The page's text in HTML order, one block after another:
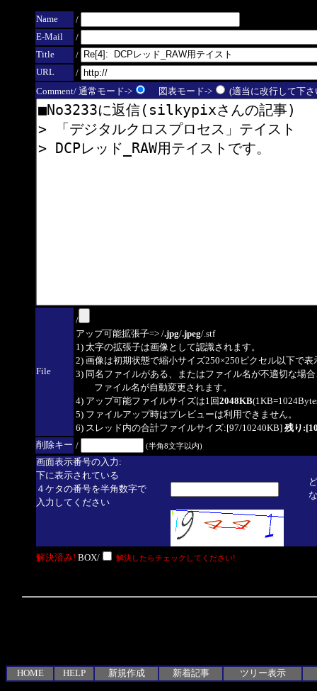
Name
/
E-Mail
/
Title
/
URL
/
Comment/ 通常モード->
図表モード-> (適当に改行して下
File
/
アップ可能拡張子=> /.jpg/.jpeg/.stf
1) 太字の拡張子は画像として認識されます。
2) 画像は初期状態で縮小サイズ250×250ピクセル以下で表
3) 同名ファイルがある、またはファイル名が不適切な場
ファイル名が自動変更されます。
4) アップ可能ファイルサイズは1回2048KB
5) ファイルアップ時はプレビューは利用できません。
6) スレッド内の合計ファイルサイズ:[97/10240KB] 残り
削除キー / (半角8文字以内)
画面表示番号の入力:
下に表示されている
４ケタの番号を半角数字で
入力してください
解決済み! BOX/ 解決したらチェックしてください!
HOME HELP 新規作成 新着記事 ツリー表示